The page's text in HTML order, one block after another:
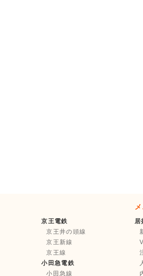
京王電鉄
京王井の頭線
京王新線
京王線
小田急電鉄
小田急線
居